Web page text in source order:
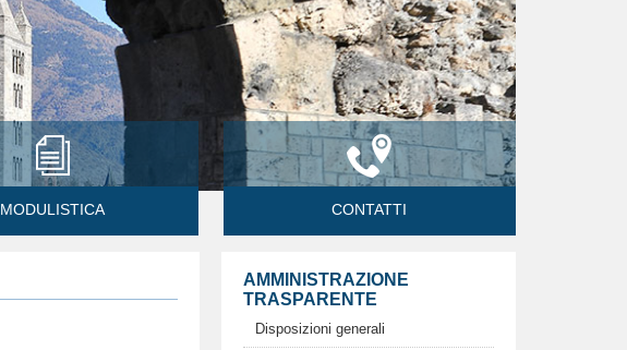
MODULISTICA CONTATTI
AMMINISTRAZIONE
TRASPARENTE
Disposizioni generali